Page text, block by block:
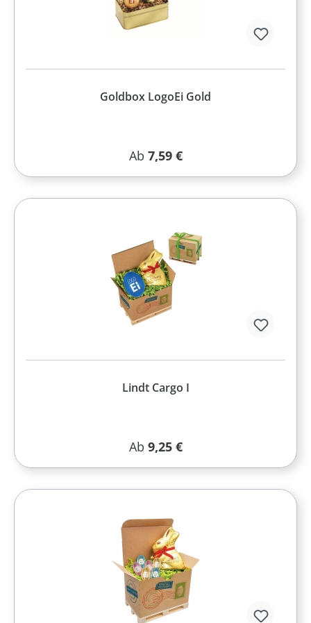
Goldbox LogoEi Gold
Regulärer Preis:
Ab 7,59 €
Lindt Cargo I
Regulärer Preis:
Ab 9,25 €